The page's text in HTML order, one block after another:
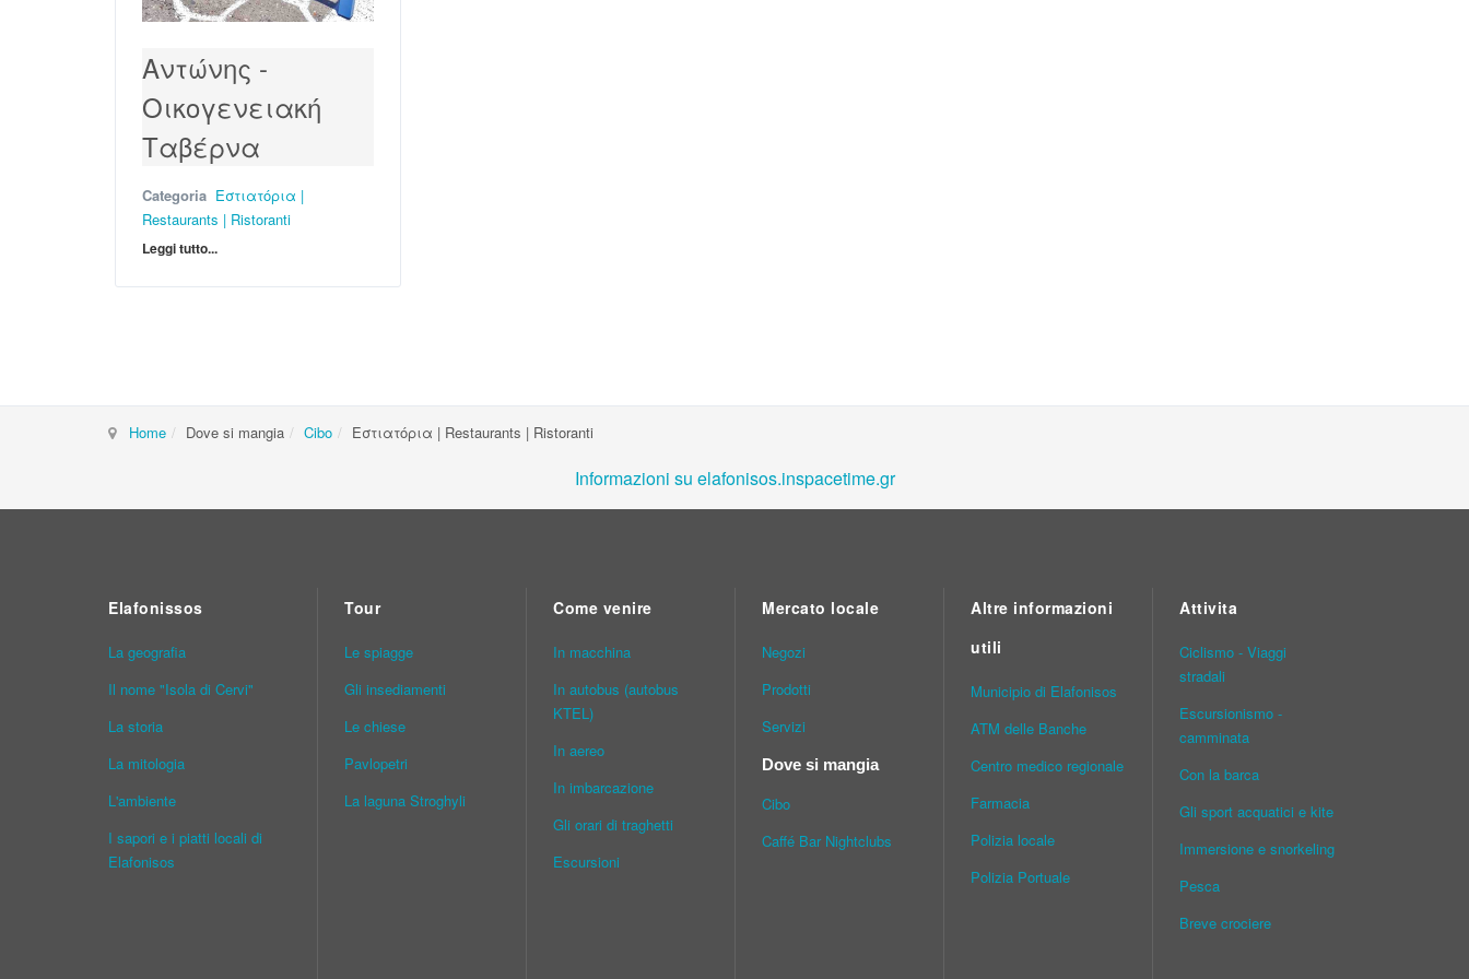
Αντώνης -
Οικογενειακή
Ταβέρνα
Categoria Εστιατόρια |
Restaurants | Ristoranti
Leggi tutto...
Home Dove si mangia Cibo Εστιατόρια | Restaurants | Ristoranti
Informazioni su elafonisos.inspacetime.gr
Elafonissos
La geografia
Il nome "Isola di Cervi"
La storia
La mitologia
L'ambiente
I sapori e i piatti locali di
Elafonisos
Tour
Le spiagge
Gli insediamenti
Le chiese
Pavlopetri
La laguna Stroghyli
Come venire
In macchina
In autobus (autobus
KTEL)
In aereo
In imbarcazione
Gli orari di traghetti
Escursioni
Mercato locale
Νegozi
Prodotti
Servizi
Dove si mangia
Cibo
Caffé Bar Nightclubs
Altre informazioni
utili
Municipio di Elafonisos
ATM delle Banche
Centro medico regionale
Farmacia
Polizia locale
Polizia Portuale
Attivita
Ciclismo - Viaggi
stradali
Escursionismo -
camminata
Con la barca
Gli sport acquatici e kite
Immersione e snorkeling
Pesca
Breve crociere